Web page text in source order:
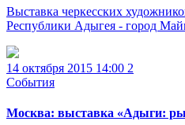
Выставка черкесских
Республики Адыгея - город
14 октября 2015 14:00 2
События
Москва: выставка «Адыги: